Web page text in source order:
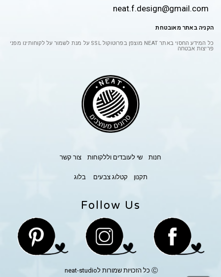
neat.f.design@gmail.com
הקניה באתר מאובטחת
כל המידע החסוי באתר NEAT מוצפן בפרוטוקול SSL על מנת לשמור על לקוחותינו מפני
פריצות אבטחה
חנות שי לעובדים וללקוחות צור קשר
תקנון קטלוג צבעים בלוג
Follow Us
Ⓒ כל הזכויות שמורות לneat-studio